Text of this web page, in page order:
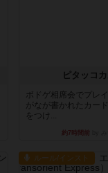
ピタッコ
ボドゲ相席会でプレ
がなが書かれたカー
をつけ...
約7時間前
ルール/インスト